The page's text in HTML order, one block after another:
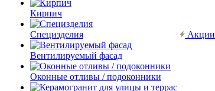
Кирпич
Специзделия
Вентилируемый фасад
Оконные отливы / подоконники
Акции